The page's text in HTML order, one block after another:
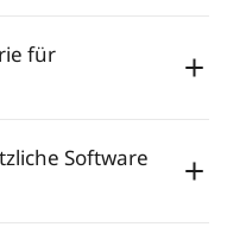
für
Software